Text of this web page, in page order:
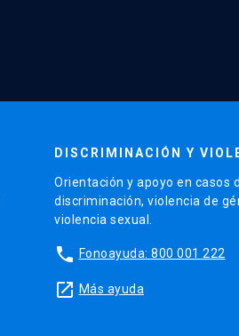
DISCRIMINACIÓN Y
Orientación y apoyo en casos
discriminación, violencia de
violencia sexual.
phone Fonoayuda: 800 001 222
launch Más ayuda